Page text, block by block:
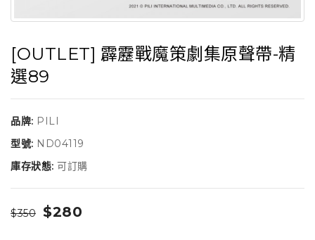
[OUTLET] 霹靂戰魔策劇集原聲帶-精
選89
品牌: PILI
型號: ND04119
庫存狀態: 可訂購
$350 $280